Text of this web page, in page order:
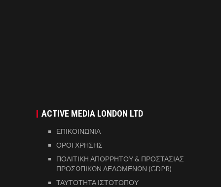
ACTIVE MEDIA LONDON LTD
ΕΠΙΚΟΙΝΩΝΙΑ
ΟΡΟΙ ΧΡΗΣΗΣ
ΠΟΛΙΤΙΚΗ ΑΠΟΡΡΗΤΟΥ & ΠΡΟΣΤΑΣΙΑΣ
ΠΡΟΣΩΠΙΚΩΝ ΔΕΔΟΜΕΝΩΝ (GDPR)
ΤΑΥΤΟΤΗΤΑ ΙΣΤΟΤΟΠΟΥ